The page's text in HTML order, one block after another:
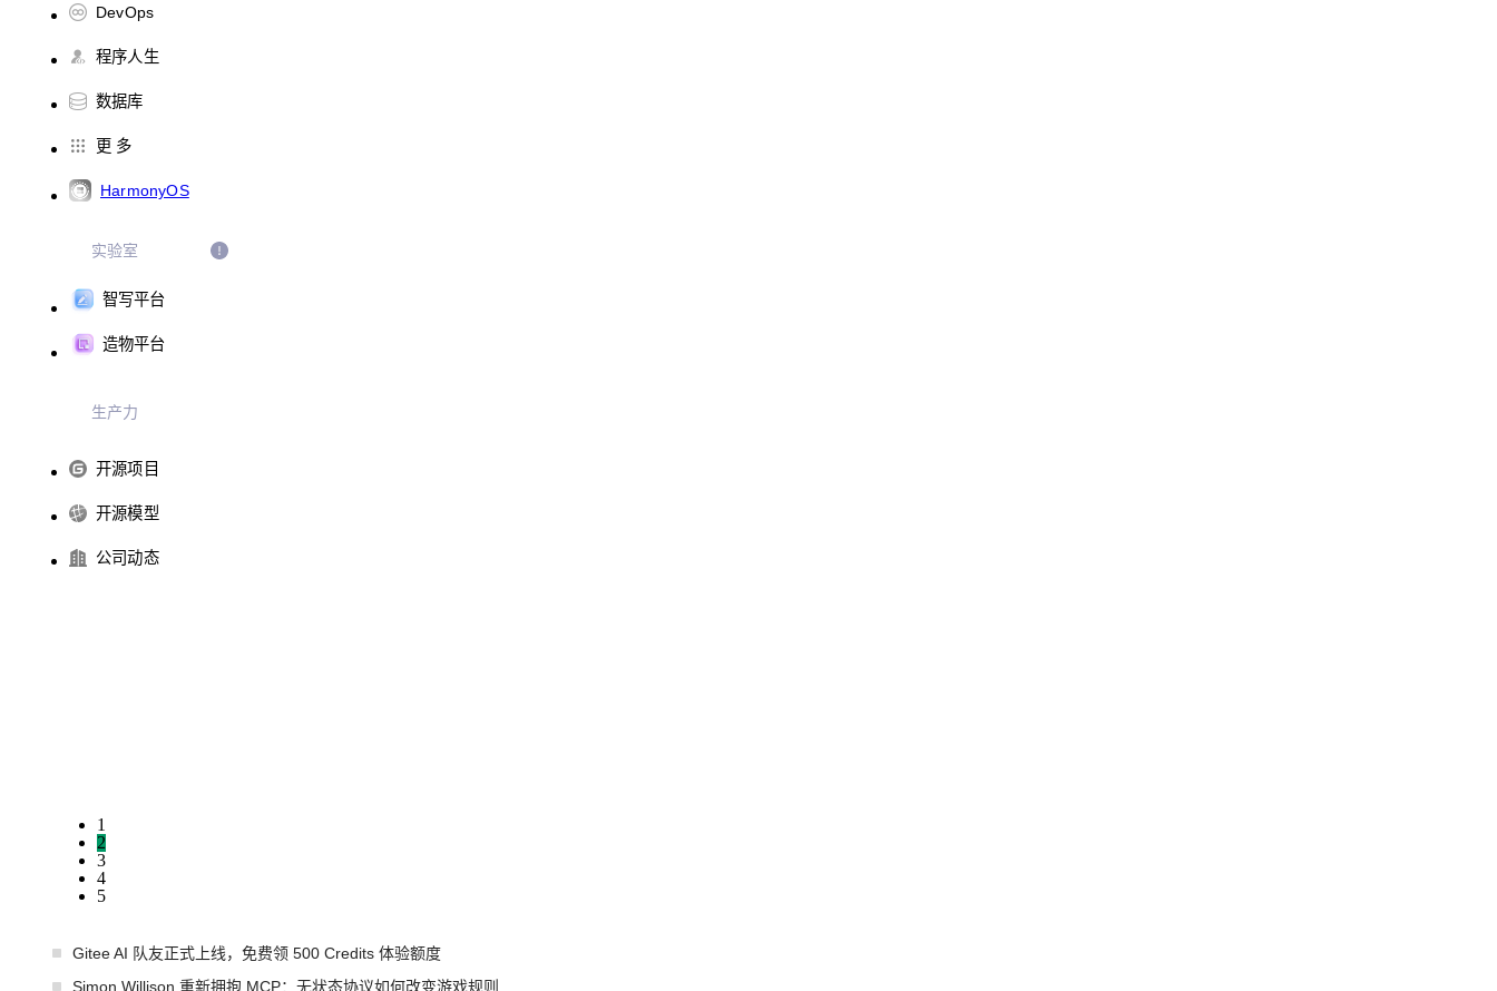
DevOps
程序人生
数据库
更 多
HarmonyOS
实验室
智写平台
造物平台
生产力
开源项目
开源模型
公司动态
1
2
3
4
5
Gitee AI 队友正式上线，免费领 500 Credits 体验额度
Simon Willison 重新拥抱 MCP：无状态协议如何改变游戏规则